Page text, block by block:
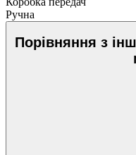
Ручна
Порівняння з